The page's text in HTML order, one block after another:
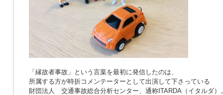
「縁故者事故」という言葉を最初に発信したのは、
所属する方が時折コメンテーターとして出演して下さっている
財団法人 交通事故総合分析センター、通称ITARDA（イタルダ）